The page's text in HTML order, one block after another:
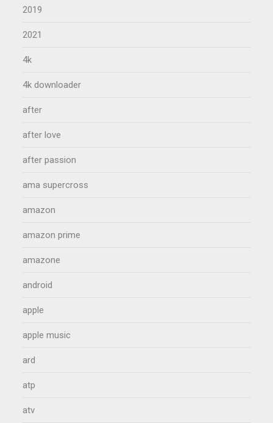
2019
2021
4k
4k downloader
after
after love
after passion
ama supercross
amazon
amazon prime
amazone
android
apple
apple music
ard
atp
atv